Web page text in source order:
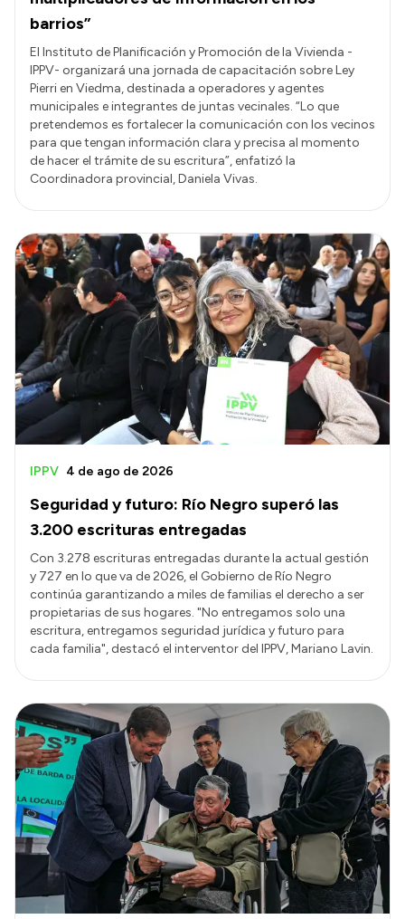
barrios”
El Instituto de Planificación y Promoción de la Vivienda -
IPPV- organizará una jornada de capacitación sobre Ley
Pierri en Viedma, destinada a operadores y agentes
municipales e integrantes de juntas vecinales. “Lo que
pretendemos es fortalecer la comunicación con los vecinos
para que tengan información clara y precisa al momento
de hacer el trámite de su escritura”, enfatizó la
Coordinadora provincial, Daniela Vivas.
Seguridad y futuro: Río Negro superó las
3.200 escrituras entregadas
IPPV 4 de ago de 2026
Con 3.278 escrituras entregadas durante la actual gestión
y 727 en lo que va de 2026, el Gobierno de Río Negro
continúa garantizando a miles de familias el derecho a ser
propietarias de sus hogares. "No entregamos solo una
escritura, entregamos seguridad jurídica y futuro para
cada familia", destacó el interventor del IPPV, Mariano Lavin.